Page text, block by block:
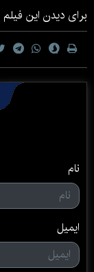
برای دیدن این فیلم
نام
ایمیل